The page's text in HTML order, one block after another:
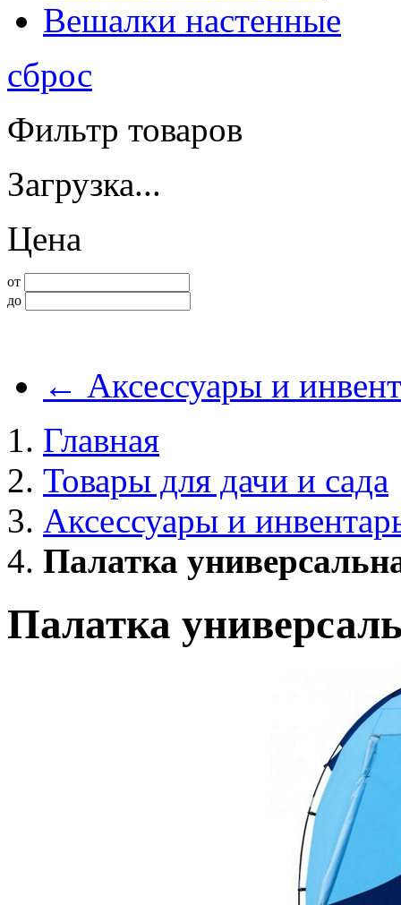
Вешалки настенные
сброс
Фильтр товаров
Загрузка...
Цена
от
до
← Аксессуары и
Главная
Товары для дачи и сада
Аксессуары и
Палатка
Палатка